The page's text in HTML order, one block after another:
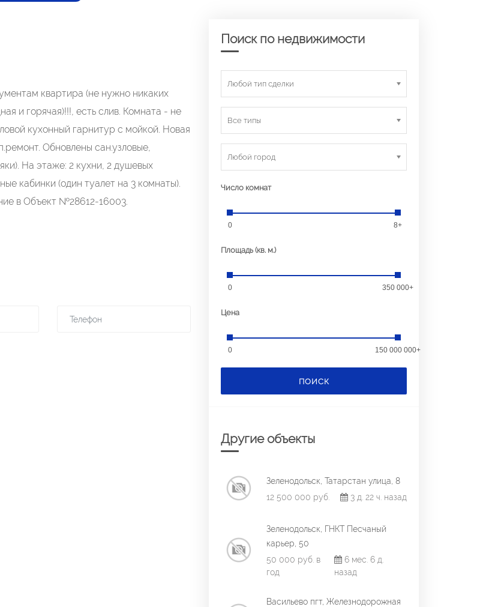
квартира (не нужно никаких
и горячая)!!!, есть слив. Комната - не
кухонный гарнитур с мойкой. Новая
Обновлены сан.узловые,
На этаже: 2 кухни, 2 душевых
кабинки (один туалет на 3 комнаты).
в Объект №28612-16003.
Поиск по недвижимости
Любой тип сделки
Все типы
Любой город
Число комнат
0 8+
Площадь (кв. м.)
0 350 000+
Цена
0 150 000 000+
ПОИСК
Другие объекты
Зеленодольск, Татарстан улица, 8
12 500 000 руб.
3 д. 22 ч. назад
Зеленодольск, ГНКТ Песчаный
карьер, 50
50 000 руб. в
год
6 мес. 6 д.
назад
Васильево пгт, Железнодорожная